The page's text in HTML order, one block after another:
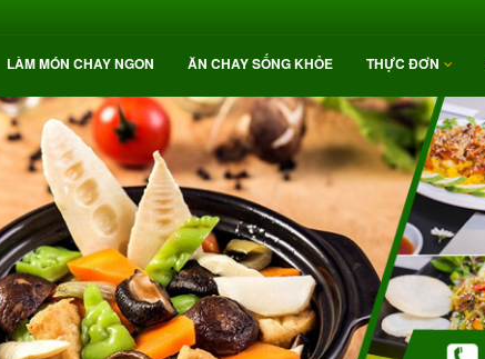
LÀM MÓN CHAY NGON ĂN CHAY SỐNG KHỎE THỰC ĐƠN